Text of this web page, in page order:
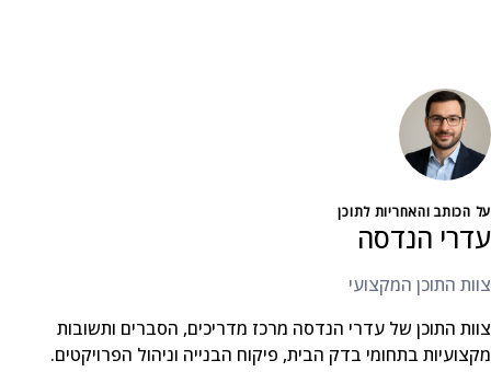
על הכותב והאחריות לתוכן
עדרי הנדסה
צוות התוכן המקצועי
צוות התוכן של עדרי הנדסה מרכז מדריכים, הסברים ותשובות
מקצועיות בתחומי בדק הבית, פיקוח הבנייה וניהול הפרויקטים.